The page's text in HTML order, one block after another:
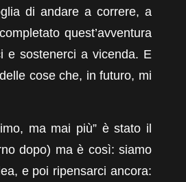
di andare a correre, a
quest’avventura
e sostenerci a vicenda. E
cose che, in futuro, mi
ma mai più” è stato il
dopo) ma è così: siamo
e poi ripensarci ancora: